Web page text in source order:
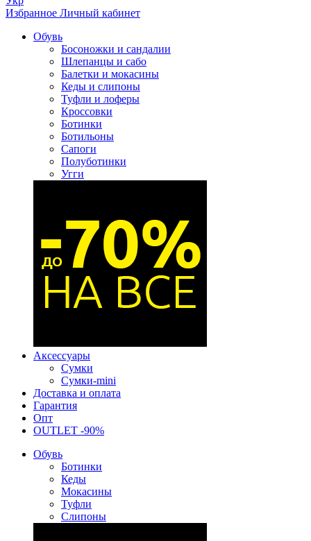
Избранное Личный кабинет
Обувь
Босоножки и сандалии
Шлепанцы и сабо
Балетки и мокасины
Кеды и слипоны
Туфли и лоферы
Кроссовки
Ботинки
Ботильоны
Сапоги
Полуботинки
Угги
Аксессуары
Сумки
Сумки-mini
Доставка и оплата
Гарантия
Опт
OUTLET -90%
Обувь
Ботинки
Кеды
Мокасины
Туфли
Слипоны